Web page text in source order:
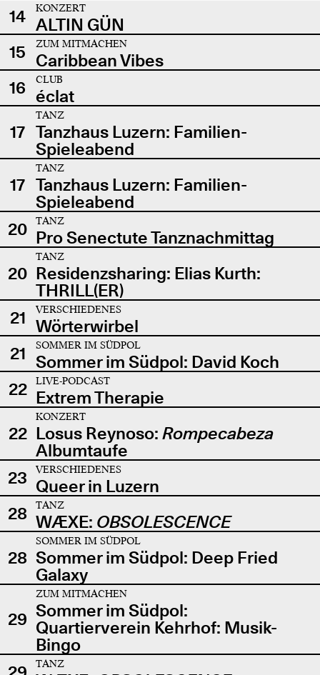
14
KONZERT
ALTIN GÜN
15
ZUM MITMACHEN
Caribbean Vibes
16
CLUB
éclat
17
TANZ
Tanzhaus Luzern: Familien-
Spieleabend
17
TANZ
Tanzhaus Luzern: Familien-
Spieleabend
20
TANZ
Pro Senectute Tanznachmittag
20
TANZ
Residenzsharing: Elias Kurth:
THRILL(ER)
21
VERSCHIEDENES
Wörterwirbel
21
SOMMER IM SÜDPOL
Sommer im Südpol: David Koch
22
LIVE-PODCAST
Extrem Therapie
22
KONZERT
Losus Reynoso: Rompecabeza
Albumtaufe
23
VERSCHIEDENES
Queer in Luzern
28
TANZ
WÆXE: OBSOLESCENCE
28
SOMMER IM SÜDPOL
Sommer im Südpol: Deep Fried
Galaxy
29
ZUM MITMACHEN
Sommer im Südpol:
Quartierverein Kehrhof: Musik-
Bingo
TANZ